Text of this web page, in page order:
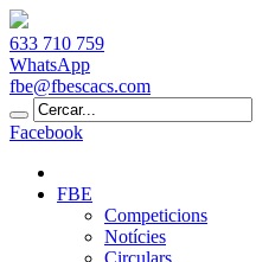
633 710 759
WhatsApp
fbe@fbescacs.com
Facebook
FBE
Competicions
Notícies
Circulars